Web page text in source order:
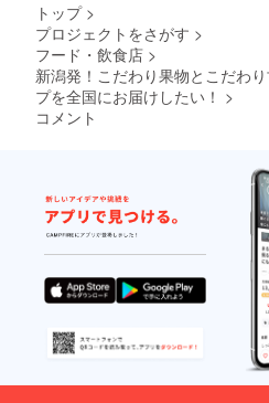
トップ >
プロジェクトをさがす >
フード・飲食店 >
新潟発！こだわり果物とこだわ
プを全国にお届けしたい！ >
コメント